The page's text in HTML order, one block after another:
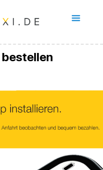
bestellen